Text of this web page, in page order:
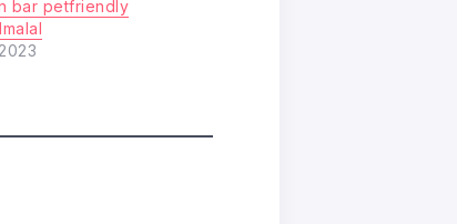
bar petfriendly